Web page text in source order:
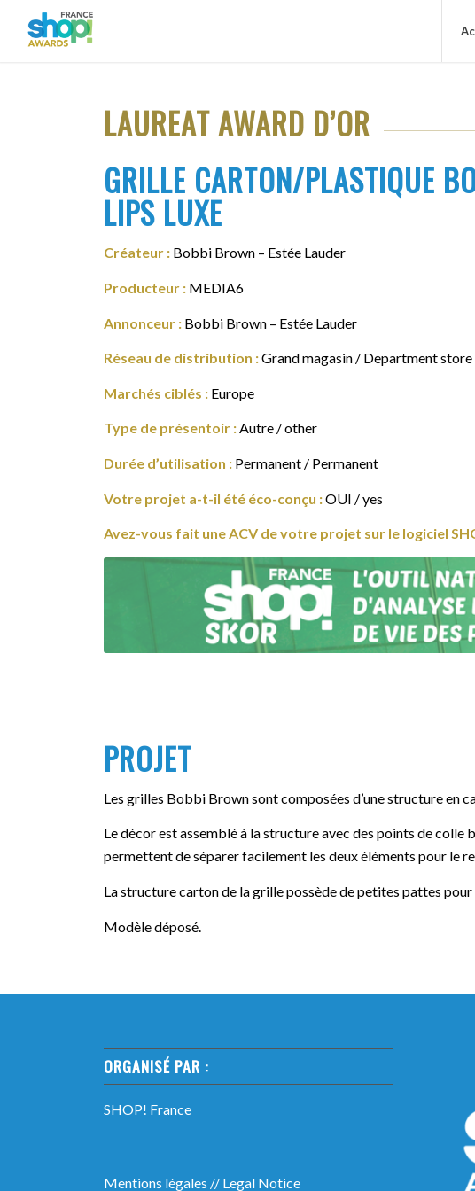
LAUREAT AWARD D’OR
GRILLE CARTON/PLASTIQUE
LIPS LUXE
Créateur : Bobbi Brown – Estée Lauder
Producteur : MEDIA6
Annonceur : Bobbi Brown – Estée Lauder
Réseau de distribution :Grand magasin / Department store
Marchés ciblés : Europe
Type de présentoir :Autre / other
Durée d’utilisation : Permanent / Permanent
Votre projet a-t-il été éco-conçu :OUI / yes
Avez-vous fait une ACV de votre projet sur le logiciel
PROJET
Les grilles Bobbi Brown sont composées d’une structure en
Le décor est assemblé à la structure avec des points de colle
permettent de séparer facilement les deux éléments pour le
La structure carton de la grille possède de petites pattes
Modèle déposé.
ORGANISÉ PAR :
SHOP! France
Mentions légales // Legal Notice